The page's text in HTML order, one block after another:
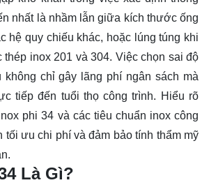
nhất là nhầm lẫn giữa kích thước ống
hệ quy chiếu khác, hoặc lúng túng khi
inox 201 và 304. Việc chọn sai độ
không chỉ gây lãng phí ngân sách mà
tiếp đến tuổi thọ công trình. Hiểu rõ
phi 34 và các tiêu chuẩn inox công
tối ưu chi phí và đảm bảo tính thẩm mỹ
Là Gì?